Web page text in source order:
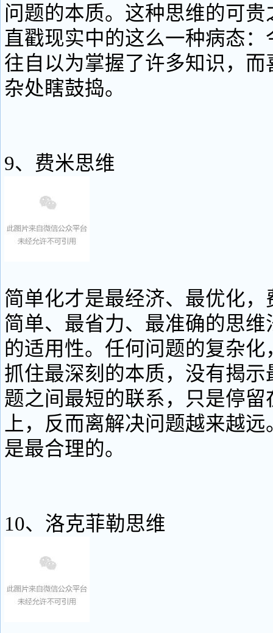
问题的本质。这种思维的可
直戳现实中的这么一种病态
往自以为掌握了许多知识，
杂处瞎鼓捣。
9、费米思维
简单化才是最经济、最优化
简单、最省力、最准确的思
的适用性。任何问题的复杂
抓住最深刻的本质，没有揭
题之间最短的联系，只是停
上，反而离解决问题越来越
是最合理的。
10、洛克菲勒思维